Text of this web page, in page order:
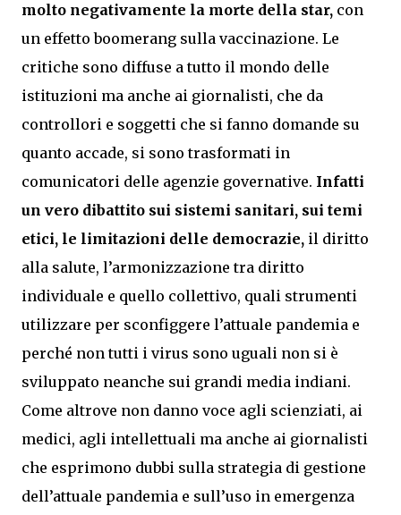
molto negativamente la morte della star, con
un effetto boomerang sulla vaccinazione. Le
critiche sono diffuse a tutto il mondo delle
istituzioni ma anche ai giornalisti, che da
controllori e soggetti che si fanno domande su
quanto accade, si sono trasformati in
comunicatori delle agenzie governative. Infatti
un vero dibattito sui sistemi sanitari, sui temi
etici, le limitazioni delle democrazie, il diritto
alla salute, l’armonizzazione tra diritto
individuale e quello collettivo, quali strumenti
utilizzare per sconfiggere l’attuale pandemia e
perché non tutti i virus sono uguali non si è
sviluppato neanche sui grandi media indiani.
Come altrove non danno voce agli scienziati, ai
medici, agli intellettuali ma anche ai giornalisti
che esprimono dubbi sulla strategia di gestione
dell’attuale pandemia e sull’uso in emergenza